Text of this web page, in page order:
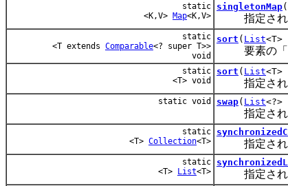
static
<K,V> Map<K,V>
singletonMap
指定された
static
<T extends Comparable<? super T>>
void
sort ( List
要素の「自
static
<T> void
sort ( List
指定された
static void swap( List
指定された
static
<T> Collection<T> 指定された
static
<T> List<T> 指定された